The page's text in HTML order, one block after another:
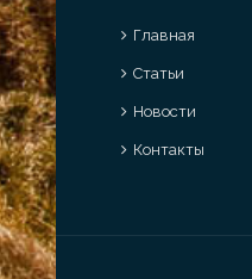
Главная
Статьи
Новости
Контакты